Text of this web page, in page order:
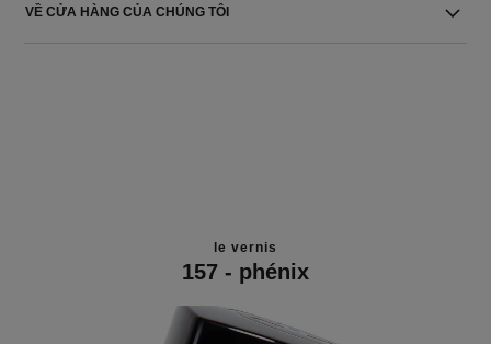
VỀ CỬA HÀNG CỦA CHÚNG TÔI
le vernis
157 - phénix